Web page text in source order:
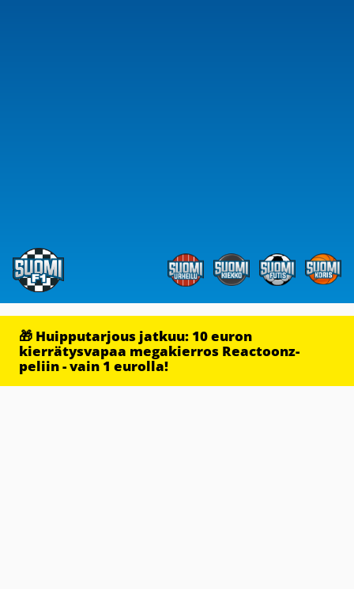
🎁 Huipputarjous jatkuu: 10 euron
kierrätysvapaa megakierros Reactoonz-
peliin - vain 1 eurolla!